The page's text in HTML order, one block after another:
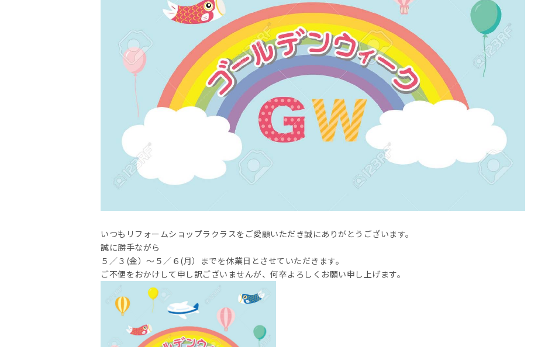
いつもリフォームショップラクラスをご愛顧いただき誠にありがとうございます。
誠に勝手ながら
５／３(金）～５／６(月）までを休業日とさせていただきます。
ご不便をおかけして申し訳ございませんが、何卒よろしくお願い申し上げます。